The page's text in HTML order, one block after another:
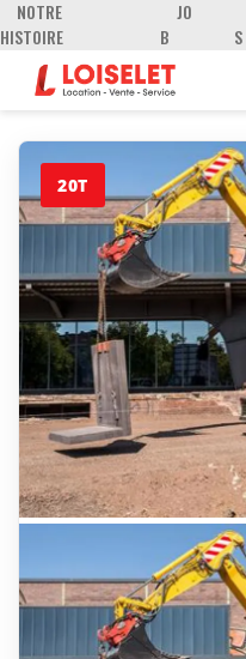
NOTRE
HISTOIRE
JO
B
S
20T